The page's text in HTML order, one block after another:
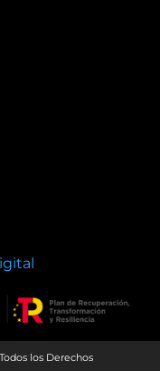
los Derechos